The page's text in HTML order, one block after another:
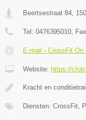
Beertsestraat 84,
Tel: 0476395010,
E-mail › CrossFit On
Website: https://
Kracht en
Diensten: CrossFit,